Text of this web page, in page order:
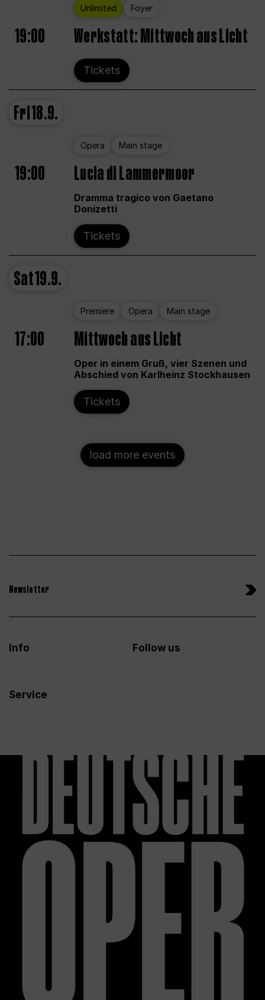
Unlimited Foyer
19:00 Werkstatt: Mittwoch aus Licht
Tickets
Fri18.9.
Opera Main stage
19:00 Lucia di Lammermoor
Dramma tragico von Gaetano
Donizetti
Tickets
Sat19.9.
Premiere Opera Main stage
17:00 Mittwoch aus Licht
Oper in einem Gruß, vier Szenen und
Abschied von Karlheinz Stockhausen
Tickets
load more events
Newsletter
Info
Service
Follow us